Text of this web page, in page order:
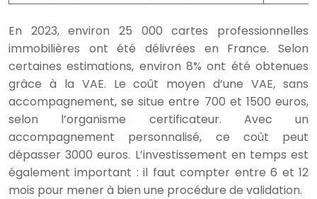
En 2023, environ 25 000 cartes professionnelles
immobilières ont été délivrées en France. Selon
certaines estimations, environ 8% ont été obtenues
grâce à la VAE. Le coût moyen d’une VAE, sans
accompagnement, se situe entre 700 et 1500 euros,
selon l’organisme certificateur. Avec un
accompagnement personnalisé, ce coût peut
dépasser 3000 euros. L’investissement en temps est
également important : il faut compter entre 6 et 12
mois pour mener à bien une procédure de validation.